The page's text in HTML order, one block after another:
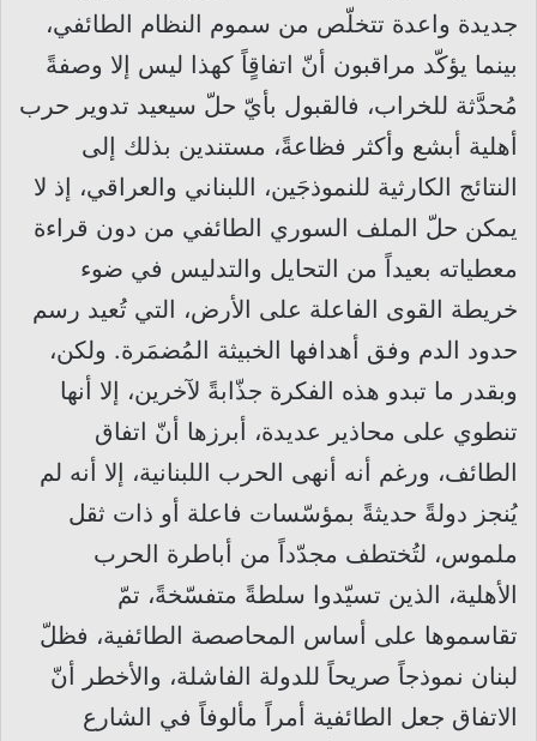
جديدة واعدة تتخلّص من سموم النظام الطائفي،
بينما يؤكّد مراقبون أنّ اتفاقٍاً كهذا ليس إلا وصفةً
مُحدَّثة للخراب، فالقبول بأيّ حلّ سيعيد تدوير حرب
أهلية أبشع وأكثر فظاعةً، مستندين بذلك إلى
النتائج الكارثية للنموذجَين، اللبناني والعراقي، إذ لا
يمكن حلّ الملف السوري الطائفي من دون قراءة
معطياته بعيداً من التحايل والتدليس في ضوء
خريطة القوى الفاعلة على الأرض، التي تُعيد رسم
حدود الدم وفق أهدافها الخبيثة المُضمَرة. ولكن،
وبقدر ما تبدو هذه الفكرة جذّابةً لآخرين، إلا أنها
تنطوي على محاذير عديدة، أبرزها أنّ اتفاق
الطائف، ورغم أنه أنهى الحرب اللبنانية، إلا أنه لم
يُنجز دولةً حديثةً بمؤسّسات فاعلة أو ذات ثقل
ملموس، لتُختطف مجدّداً من أباطرة الحرب
الأهلية، الذين تسيّدوا سلطةً متفسّخةً، تمّ
تقاسموها على أساس المحاصصة الطائفية، فظلّ
لبنان نموذجاً صريحاً للدولة الفاشلة، والأخطر أنّ
الاتفاق جعل الطائفية أمراً مألوفاً في الشارع